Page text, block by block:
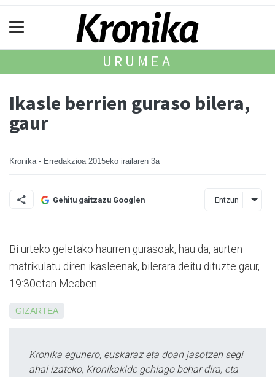
URUMEA
Ikasle berrien guraso bilera,
gaur
Kronika - Erredakzioa 2015eko irailaren 3a
Gehitu gaitzazu Googlen Entzun
Bi urteko geletako haurren gurasoak, hau da, aurten
matrikulatu diren ikasleenak, bilerara deitu dituzte gaur,
19:30etan Meaben.
GIZARTEA
Kronika egunero, euskaraz eta doan jasotzen segi
ahal izateko, Kronikakide gehiago behar dira, eta